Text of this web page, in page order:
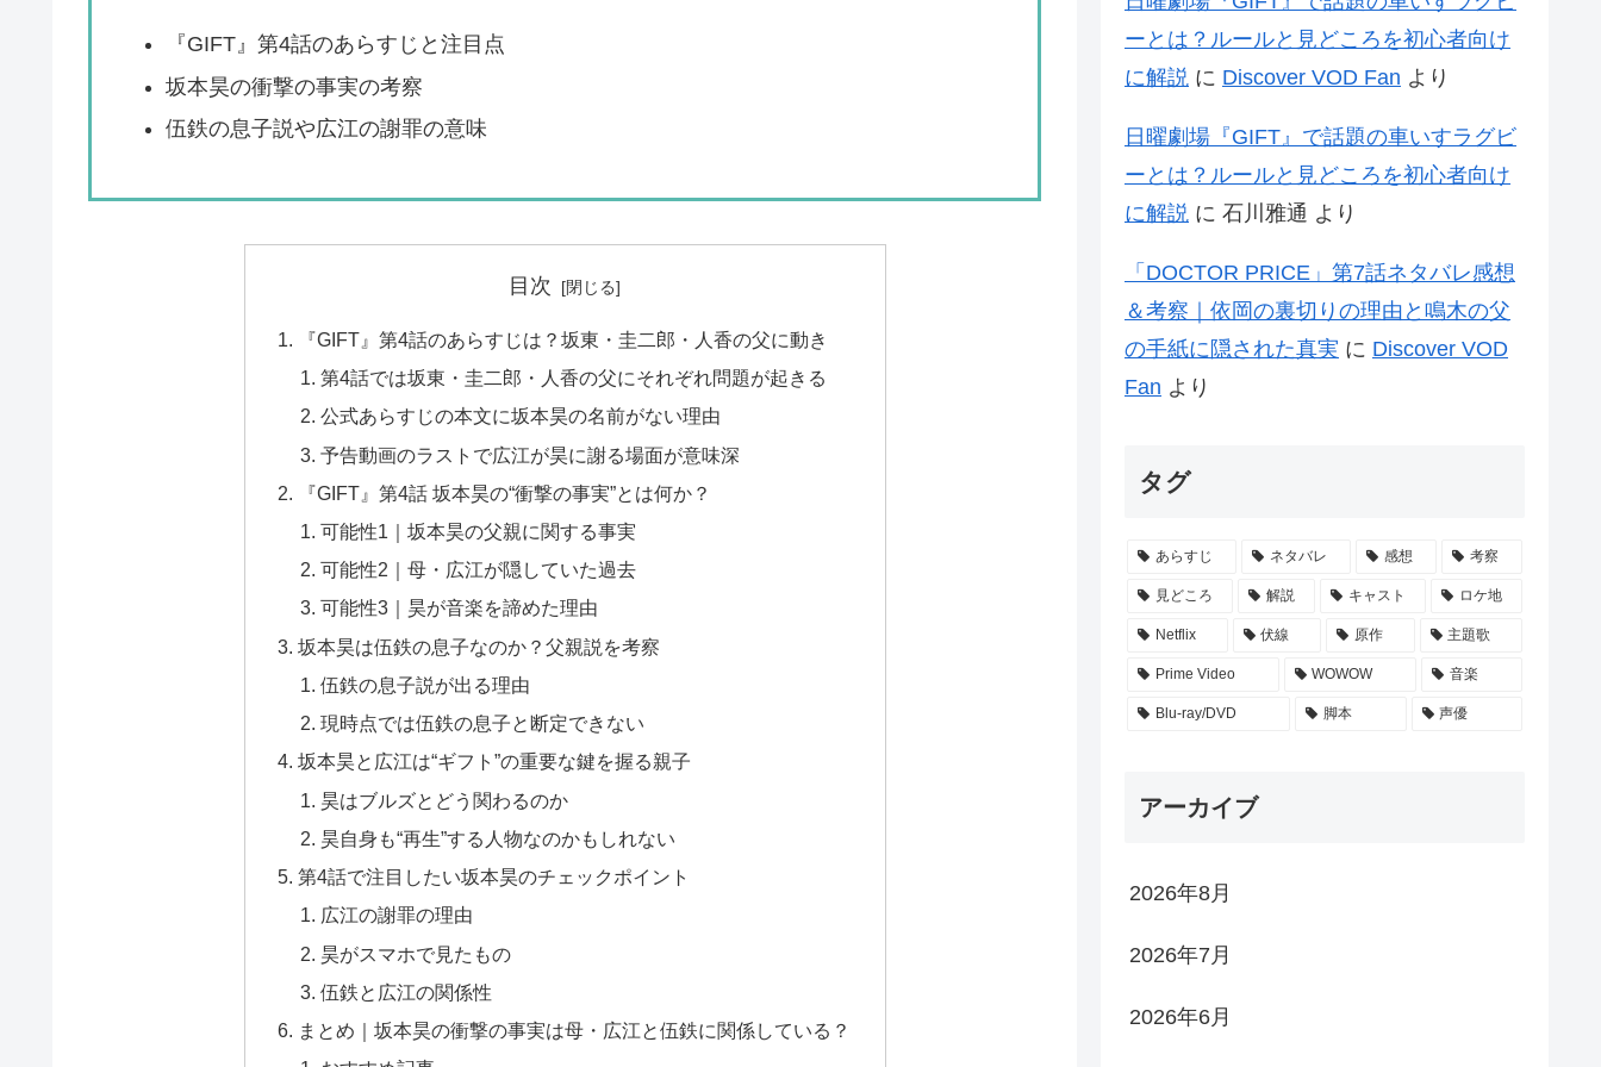
『GIFT』第4話のあらすじと注目点
坂本昊の衝撃の事実の考察
伍鉄の息子説や広江の謝罪の意味
目次
『GIFT』第4話のあらすじは？坂東・圭二郎・人香の父に動き
第4話では坂東・圭二郎・人香の父にそれぞれ問題が起きる
公式あらすじの本文に坂本昊の名前がない理由
予告動画のラストで広江が昊に謝る場面が意味深
『GIFT』第4話 坂本昊の“衝撃の事実”とは何か？
可能性1｜坂本昊の父親に関する事実
可能性2｜母・広江が隠していた過去
可能性3｜昊が音楽を諦めた理由
坂本昊は伍鉄の息子なのか？父親説を考察
伍鉄の息子説が出る理由
現時点では伍鉄の息子と断定できない
坂本昊と広江は“ギフト”の重要な鍵を握る親子
昊はブルズとどう関わるのか
昊自身も“再生”する人物なのかもしれない
第4話で注目したい坂本昊のチェックポイント
広江の謝罪の理由
昊がスマホで見たもの
伍鉄と広江の関係性
まとめ｜坂本昊の衝撃の事実は母・広江と伍鉄に関係している？
ーとは？ルールと見どころを初心者向け
に解説 に Discover VOD Fan より
日曜劇場『GIFT』で話題の車いすラグビ
ーとは？ルールと見どころを初心者向け
に解説 に 石川雅通 より
「DOCTOR PRICE」第7話ネタバレ感想
＆考察｜依岡の裏切りの理由と鳴木の父
の手紙に隠された真実 に Discover VOD
Fan より
タグ
あらすじ ネタバレ 感想 考察
見どころ 解説 キャスト ロケ地
Netflix 伏線 原作 主題歌
Prime Video WOWOW 音楽
Blu-ray/DVD 脚本 声優
アーカイブ
2026年8月
2026年7月
2026年6月